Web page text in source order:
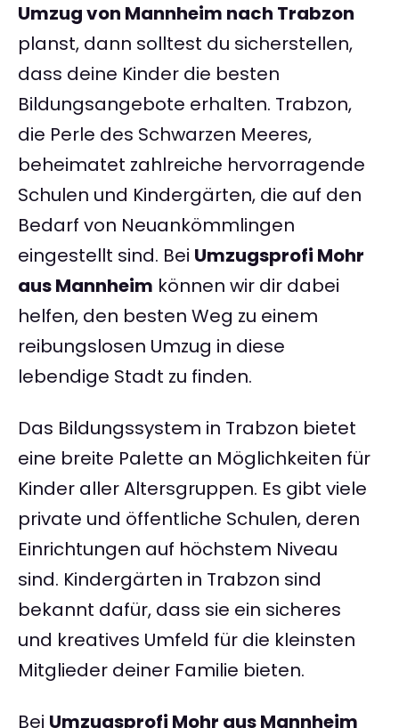
Umzug von Mannheim nach Trabzon
planst, dann solltest du sicherstellen,
dass deine Kinder die besten
Bildungsangebote erhalten. Trabzon,
die Perle des Schwarzen Meeres,
beheimatet zahlreiche hervorragende
Schulen und Kindergärten, die auf den
Bedarf von Neuankömmlingen
eingestellt sind. Bei Umzugsprofi Mohr
aus Mannheim können wir dir dabei
helfen, den besten Weg zu einem
reibungslosen Umzug in diese
lebendige Stadt zu finden.
Das Bildungssystem in Trabzon bietet
eine breite Palette an Möglichkeiten für
Kinder aller Altersgruppen. Es gibt viele
private und öffentliche Schulen, deren
Einrichtungen auf höchstem Niveau
sind. Kindergärten in Trabzon sind
bekannt dafür, dass sie ein sicheres
und kreatives Umfeld für die kleinsten
Mitglieder deiner Familie bieten.
Bei Umzugsprofi Mohr aus Mannheim